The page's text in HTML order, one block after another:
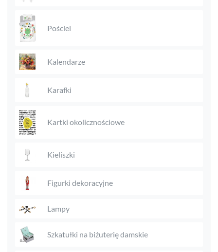
Pościel
Kalendarze
Karafki
Kartki okolicznościowe
Kieliszki
Figurki dekoracyjne
Lampy
Szkatułki na biżuterię damskie